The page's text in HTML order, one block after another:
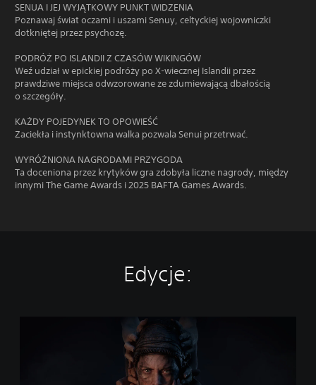
SENUA I JEJ WYJĄTKOWY PUNKT WIDZENIA
Poznawaj świat oczami i uszami Senuy, celtyckiej wojowniczki
dotkniętej przez psychozę.
PODRÓŻ PO ISLANDII Z CZASÓW WIKINGÓW
Weź udział w epickiej podróży po X-wiecznej Islandii przez
prawdziwe miejsca odwzorowane ze zdumiewającą dbałością
o szczegóły.
KAŻDY POJEDYNEK TO OPOWIEŚĆ
Zaciekła i instynktowna walka pozwala Senui przetrwać.
WYRÓŻNIONA NAGRODAMI PRZYGODA
Ta doceniona przez krytyków gra zdobyła liczne nagrody, między
innymi The Game Awards i 2025 BAFTA Games Awards.
Edycje: